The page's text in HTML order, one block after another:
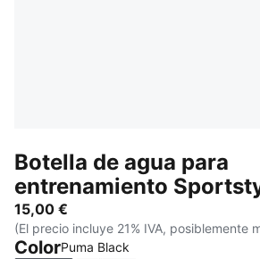
Botella de agua para
entrenamiento
15,00 €
(El precio incluye 21% IVA, posiblemente
ColorPuma Black